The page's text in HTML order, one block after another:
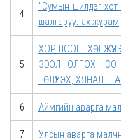
4
"Сумын шилдэг
шалгаруулах журам
5
ХОРШООГ
ЗЭЭЛ ОЛГОХ,
ТӨЛҮҮЛЭХ, ХЯНАЛТ
6 Аймгийн аварга
7 Улсын аварга